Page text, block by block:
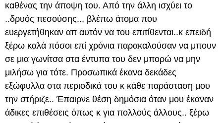
καθένας την άποψη του. Από την άλλη ισχύει το
..δρυός πεσούσης.., βλέπω άτομα που
ευεργετήθηκαν απ αυτόν να του επιτίθενται..κ επειδή
ξέρω καλά πόσοι επί χρόνια παρακαλούσαν να μπουν
σε μια γωνίτσα στα έντυπα του δεν μπορώ να μην
μιλήσω για τότε. Προσωπικά έκανα δεκάδες
εξώφυλλα στα περιοδικά του κ κάθε παράσταση μου
την στήριζε.. Έπαιρνε θέση δημόσια όταν μου έκαναν
άδικες επιθέσεις όπως κ για πολλούς άλλους.. ξέρω